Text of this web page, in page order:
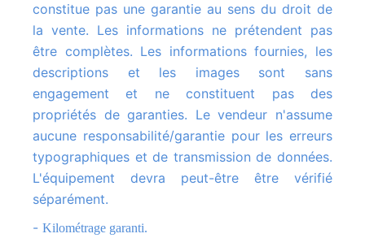
constitue pas une garantie au sens du droit de
la vente. Les informations ne prétendent pas
être complètes. Les informations fournies, les
descriptions et les images sont sans
engagement et ne constituent pas des
propriétés de garanties. Le vendeur n'assume
aucune responsabilité/garantie pour les erreurs
typographiques et de transmission de données.
L'équipement devra peut-être être vérifié
séparément.
Kilométrage garanti.